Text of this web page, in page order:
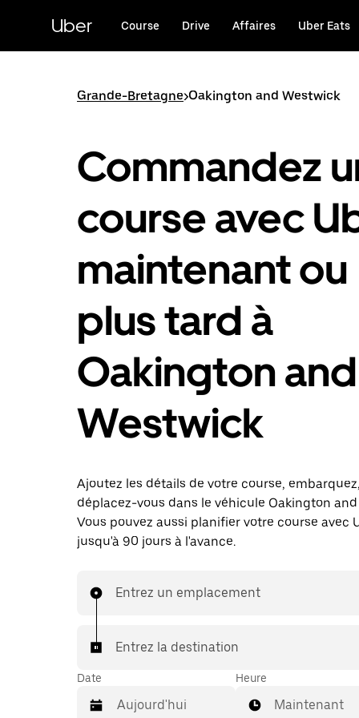
principal
Uber Course Drive Affaires Uber Eats
Grande-Bretagne>Oakington and Westwick
Commandez
course avec
maintenant ou
plus tard à
Oakington and
Westwick
Ajoutez les détails de votre course,
déplacez-vous dans le véhicule Oakington
Vous pouvez aussi planifier votre course avec
jusqu'à 90 jours à l'avance.
Entrez un emplacement
Entrez la destination
Date Heure
Maintenant